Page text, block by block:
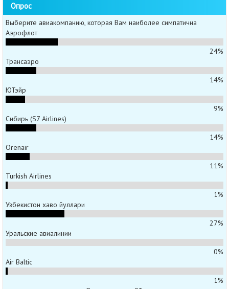
Опрос
Выберите авиакомпанию, которая Вам наиболее симпатична
Аэрофлот
24%
Трансаэро
14%
ЮТэйр
9%
Сибирь (S7 Airlines)
14%
Orenair
11%
Turkish Airlines
1%
Узбекистон хаво йуллари
27%
Уральские авиалинии
0%
Air Baltic
1%